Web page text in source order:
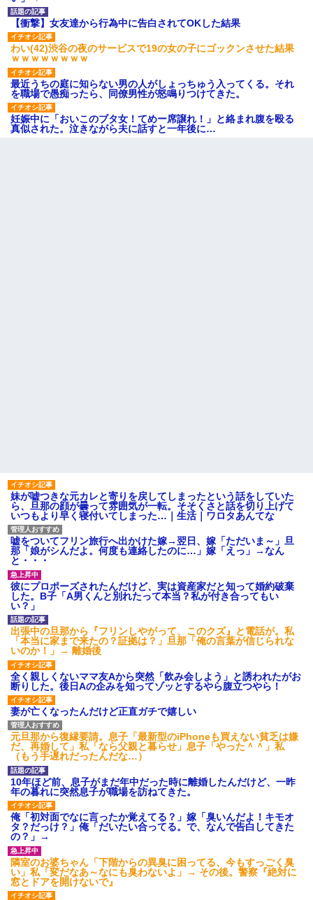
【衝撃】女友達から行為中に告白されてOKした結果
わい(42)渋谷の夜のサービスで19の女の子にゴックンさせた結果
ｗｗｗｗｗｗｗｗ
最近うちの庭に知らない男の人がしょっちゅう入ってくる。それ
を職場で愚痴ったら、同僚男性が怒鳴りつけてきた。
妊娠中に「おいこのブタ女！てめー席譲れ！」と絡まれ腹を殴る
真似された。泣きながら夫に話すと一年後に…
妹が嘘つきな元カレと寄りを戻してしまったという話をしていた
ら、旦那の顔が曇って雰囲気が一転。そそくさと話を切り上げて
いつもより早く寝付いてしまった…｜生活｜ワロタあんてな
嘘をついてフリン旅行へ出かけた嫁→翌日、嫁「ただいま～」旦
那「娘がシんだよ。何度も連絡したのに…」嫁「えっ」→なん
と・・・
彼にプロポーズされたんだけど、実は資産家だと知って婚約破棄
した。B子「A男くんと別れたって本当？私が付き合ってもい
い？」
出張中の旦那から『フリンしやがって、このクズ』と電話が。私
「本当に家まで来たの？証拠は？」旦那「俺の言葉が信じられな
いのか！」→ 離婚後
全く親しくないママ友Aから突然「飲み会しよう」と誘われたがお
断りした。後日Aの企みを知ってゾッとするやら腹立つやら！
妻が亡くなったんだけど正直ガチで嬉しい
元旦那から復縁要請。息子「最新型のiPhoneも買えない貧乏は嫌
だ、再婚して」私「なら父親と暮らせ」息子「やった＾＾」私
（もう手遅れだったんだな…）
10年ほど前、息子がまだ年中だった時に離婚したんだけど、一昨
年の暮れに突然息子が職場を訪ねてきた。
俺「初対面でなに言ったか覚えてる？」嫁「臭いんだよ！キモオ
タ？だっけ？」俺「だいたい合ってる。で、なんで告白してきた
の？」→
隣室のお婆ちゃん「下階からの異臭に困ってる、今もすっごく臭
い」私「変だなあ～なにも臭わないよ」→ その後。警察『絶対に
窓とドアを開けないで』